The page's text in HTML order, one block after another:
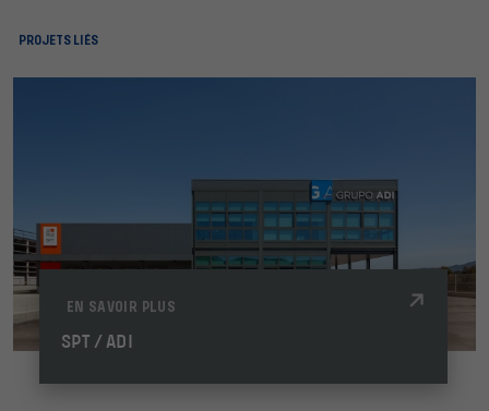
PROJETS LIÉS
EN SAVOIR PLUS
SPT / ADI